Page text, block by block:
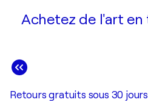
Achetez de l'art
Retours gratuits sous 30 jours